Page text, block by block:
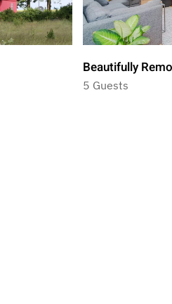
Beautifully
5 Guests